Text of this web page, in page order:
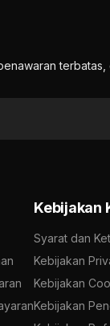
terbatas,
Kebijakan
Syarat dan
Kebijakan
Kebijakan
Kebijakan